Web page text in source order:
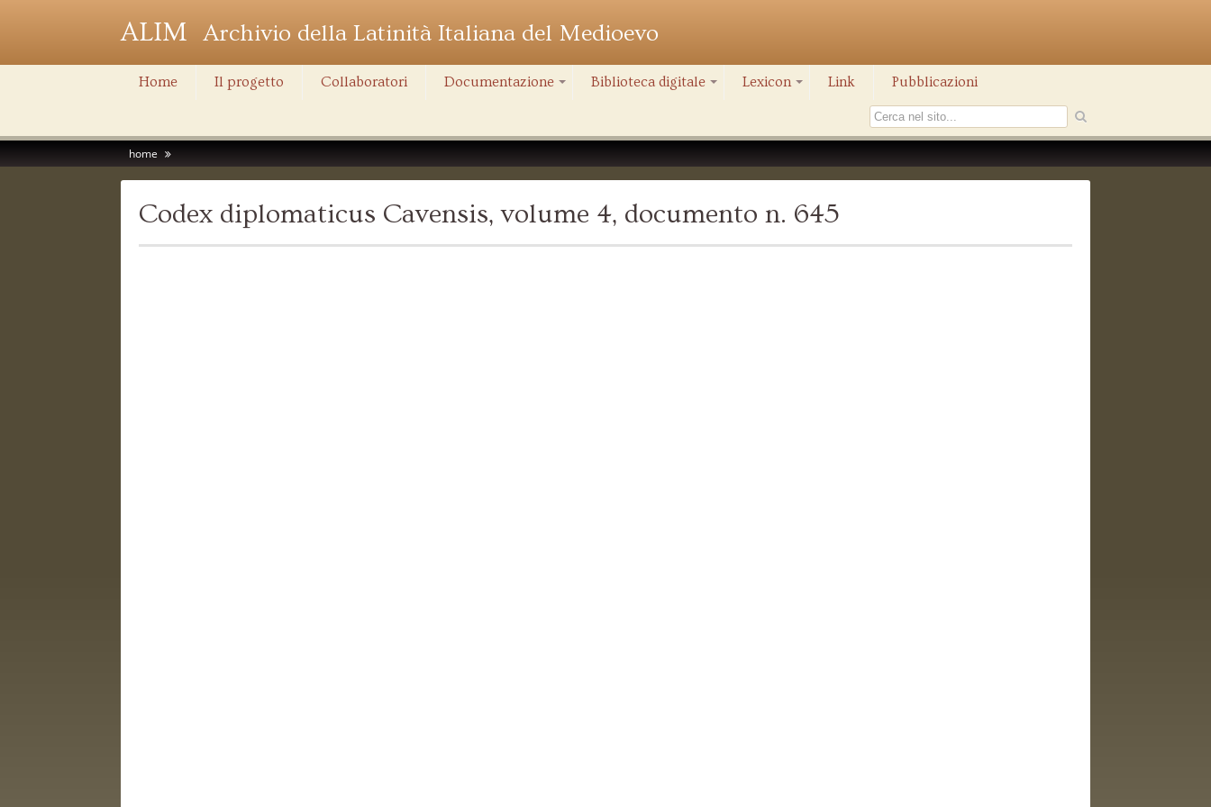
ALIM Archivio della Latinità Italiana del Medioevo
Home Il progetto Collaboratori Documentazione Biblioteca digitale Lexicon Link Pubblicazioni
home
Codex diplomaticus Cavensis, volume 4, documento n. 645